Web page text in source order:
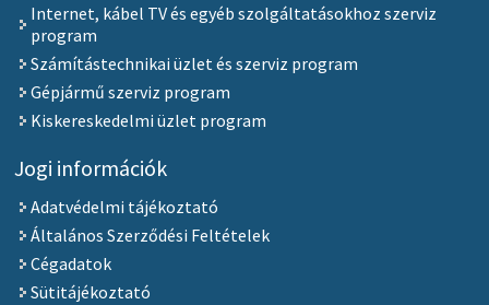
Internet, kábel TV és egyéb szolgáltatásokhoz szerviz
program
Számítástechnikai üzlet és szerviz program
Gépjármű szerviz program
Kiskereskedelmi üzlet program
Jogi információk
Adatvédelmi tájékoztató
Általános Szerződési Feltételek
Cégadatok
Sütitájékoztató